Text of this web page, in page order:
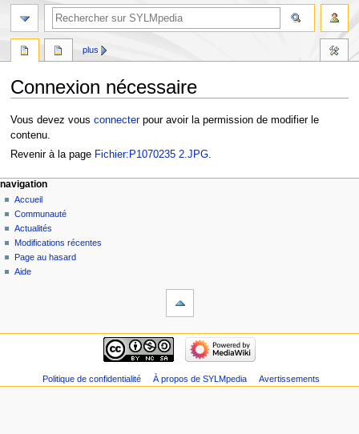
Connexion nécessaire
Aller
à
la
Aller
à
la
Vous devez vous connecterpour avoir la permission de modifier le
contenu.
Revenir à la page Fichier:P1070235 2.JPG.
plus
navigation
Accueil
Communauté
Actualités
Modifications récentes
Page au hasard
Aide
Politique de confidentialité À propos de SYLMpedia Avertissements